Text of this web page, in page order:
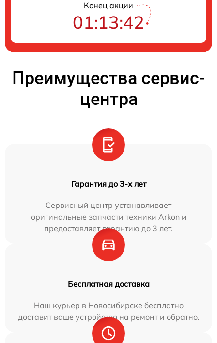
Конец акции
01:13:41
Преимущества сервис-
центра
Гарантия до 3-х лет
Сервисный центр устанавливает
оригинальные запчасти техники Arkon и
предоставляет гарантию до 3 лет.
Бесплатная доставка
Наш курьер в Новосибирске бесплатно
доставит ваше устройство на ремонт и обратно.